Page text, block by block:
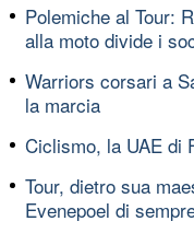
Polemiche al Tour:
alla moto divide i
Warriors corsari a
la marcia
Ciclismo, la UAE di
Tour, dietro sua
Evenepoel di